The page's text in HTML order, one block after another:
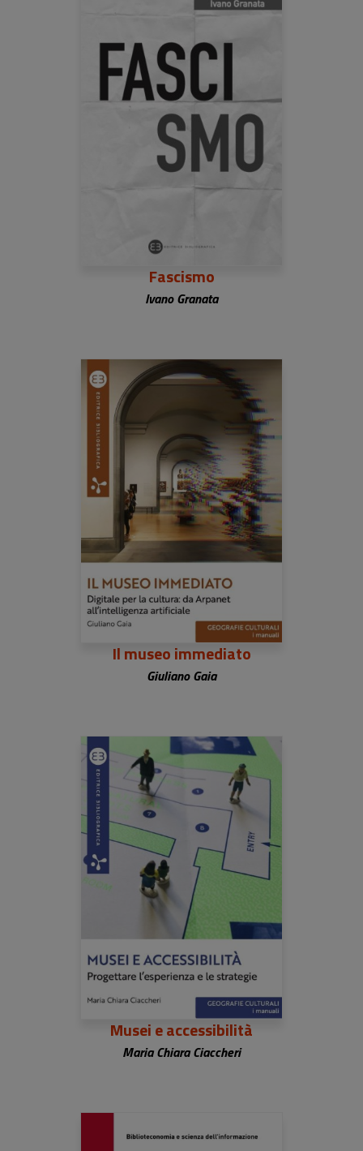
Fascismo
Ivano Granata
Il museo immediato
Giuliano Gaia
Musei e accessibilità
Maria Chiara Ciaccheri